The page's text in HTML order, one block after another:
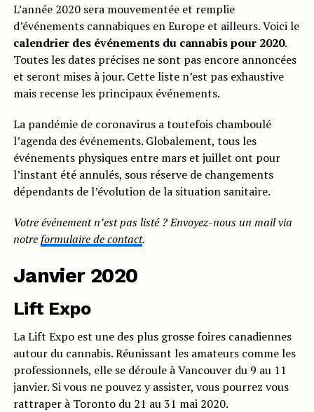
L’année 2020 sera mouvementée et remplie
d’événements cannabiques en Europe et ailleurs. Voici le
calendrier des événements du cannabis pour 2020.
Toutes les dates précises ne sont pas encore annoncées
et seront mises à jour. Cette liste n’est pas exhaustive
mais recense les principaux événements.
La pandémie de coronavirus a toutefois chamboulé
l’agenda des événements. Globalement, tous les
événements physiques entre mars et juillet ont pour
l’instant été annulés, sous réserve de changements
dépendants de l’évolution de la situation sanitaire.
Votre événement n’est pas listé ? Envoyez-nous un mail via
notre formulaire de contact.
Janvier 2020
Lift Expo
La Lift Expo est une des plus grosse foires canadiennes
autour du cannabis. Réunissant les amateurs comme les
professionnels, elle se déroule à Vancouver du 9 au 11
janvier. Si vous ne pouvez y assister, vous pourrez vous
rattraper à Toronto du 21 au 31 mai 2020.